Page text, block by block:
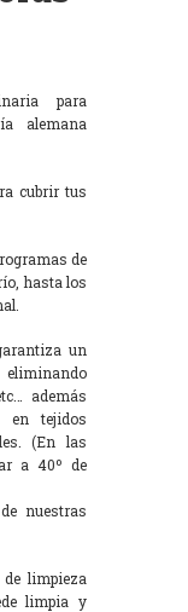
para
alemana
cubrir tus
de
hasta los
un
además
en tejidos
(En las
a 40º de
nuestras
limpieza
limpia y